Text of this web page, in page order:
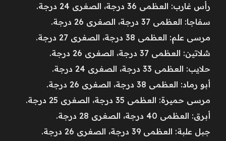
رأس غارب: العظمى 36 درجة، الصغرى 24 درجة.
سفاجا: العظمى 37 درجة، الصغرى 26 درجة.
مرسى علم: العظمى 38 درجة، الصغرى 27 درجة.
شلاتين: العظمى 37 درجة، الصغرى 26 درجة.
حلايب: العظمى 33 درجة، الصغرى 24 درجة.
أبو رماد: العظمى 38 درجة، الصغرى 26 درجة.
مرسى حميرة: العظمى 35 درجة، الصغرى 25 درجة.
أبرق: العظمى 40 درجة، الصغرى 28 درجة.
جبل علبة: العظمى 39 درجة، الصغرى 26 درجة.